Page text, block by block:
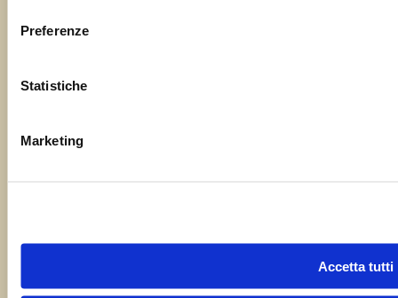
Preferenze
Statistiche
Marketing
Accetta tutti